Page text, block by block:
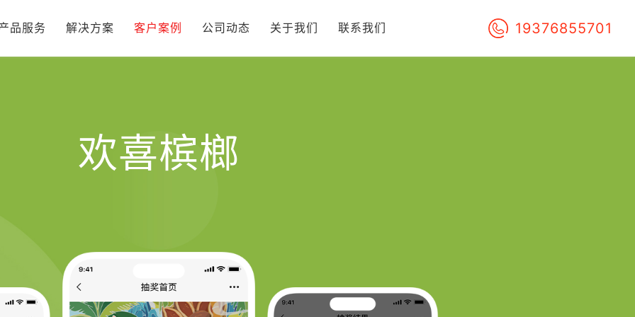
品服务 解决方案 客户案例 公司动态 关于我们 联系我们 19376855701
欢喜槟榔